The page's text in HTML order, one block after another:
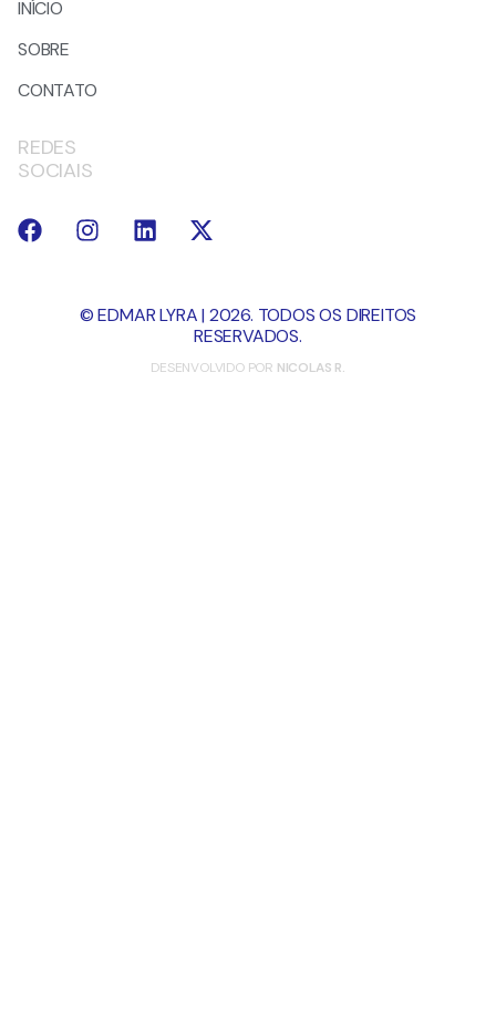
INÍCIO
SOBRE
CONTATO
REDES
SOCIAIS
© EDMAR LYRA | 2026. TODOS OS DIREITOS
RESERVADOS.
DESENVOLVIDO POR NICOLAS R.